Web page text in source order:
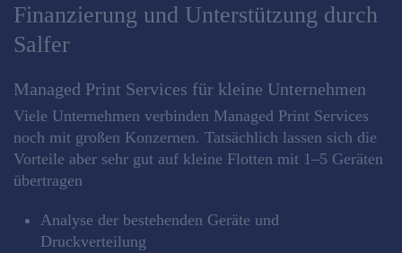
Finanzierung und Unterstützung durch
Salfer
Managed Print Services für kleine Unternehmen
Viele Unternehmen verbinden Managed Print Services
noch mit großen Konzernen. Tatsächlich lassen sich die
Vorteile aber sehr gut auf kleine Flotten mit 1–5 Geräten
übertragen
Analyse der bestehenden Geräte und
Druckverteilung